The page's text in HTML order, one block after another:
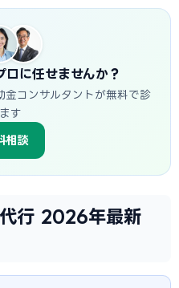
に任せませんか？
コンサルタントが無料で診
す
相談
行 2026年最新